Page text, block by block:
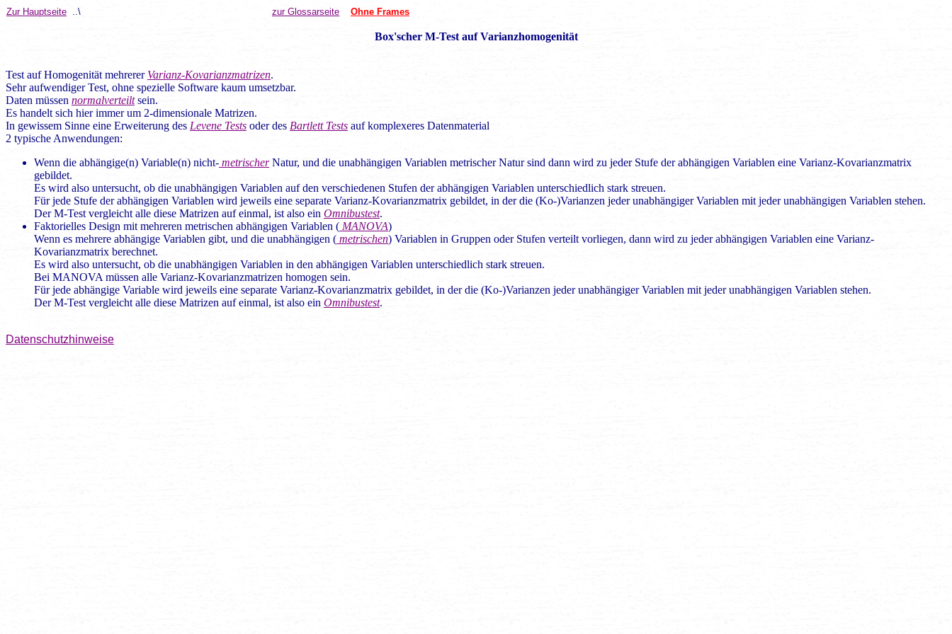
Zur Hauptseite ..\ zur Glossarseite Ohne Frames
Box'scher M-Test auf Varianzhomogenität
Test auf Homogenität mehrerer Varianz-Kovarianzmatrizen.
Sehr aufwendiger Test, ohne spezielle Software kaum umsetzbar.
Daten müssen normalverteiltsein.
Es handelt sich hier immer um 2-dimensionale Matrizen.
In gewissem Sinne eine Erweiterung des Levene Tests oder des Bartlett Tests auf komplexeres Datenmaterial
2 typische Anwendungen:
Wenn die abhängige(n) Variable(n) nicht- metrischerNatur, und die unabhängigen Variablen metrischer Natur sind dann wird zu jeder Stufe der abhängigen Variablen eine Varianz-Kovarianzmatrix
gebildet.
Es wird also untersucht, ob die unabhängigen Variablen auf den verschiedenen Stufen der abhängigen Variablen unterschiedlich stark streuen.
Für jede Stufe der abhängigen Variablen wird jeweils eine separate Varianz-Kovarianzmatrix gebildet, in der die (Ko-)Varianzen jeder unabhängiger Variablen mit jeder unabhängigen Variablen stehen.
Der M-Test vergleicht alle diese Matrizen auf einmal, ist also ein Omnibustest.
Faktorielles Design mit mehreren metrischen abhängigen Variablen ( MANOVA)
Wenn es mehrere abhängige Variablen gibt, und die unabhängigen ( metrischen) Variablen in Gruppen oder Stufen verteilt vorliegen, dann wird zu jeder abhängigen Variablen eine Varianz-
Kovarianzmatrix berechnet.
Es wird also untersucht, ob die unabhängigen Variablen in den abhängigen Variablen unterschiedlich stark streuen.
Bei MANOVA müssen alle Varianz-Kovarianzmatrizen homogen sein.
Für jede abhängige Variable wird jeweils eine separate Varianz-Kovarianzmatrix gebildet, in der die (Ko-)Varianzen jeder unabhängiger Variablen mit jeder unabhängigen Variablen stehen.
Der M-Test vergleicht alle diese Matrizen auf einmal, ist also ein Omnibustest.
Datenschutzhinweise